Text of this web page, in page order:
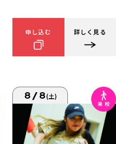
申し込む 詳しく見る
8/8(土)